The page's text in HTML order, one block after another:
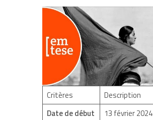
Critères
Description
Date de début
13 février 2024